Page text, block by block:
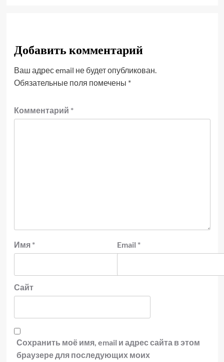
Добавить комментарий
Ваш адрес email не будет опубликован.
Обязательные поля помечены *
Комментарий *
Имя * Email *
Сайт
Сохранить моё имя, email и адрес сайта в этом
браузере для последующих моих